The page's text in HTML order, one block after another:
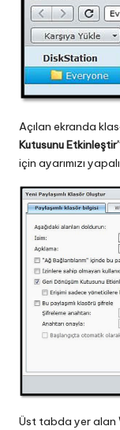
Açılan ekranda
Kutusunu
için ayarımızı
Üst tabda yer alan